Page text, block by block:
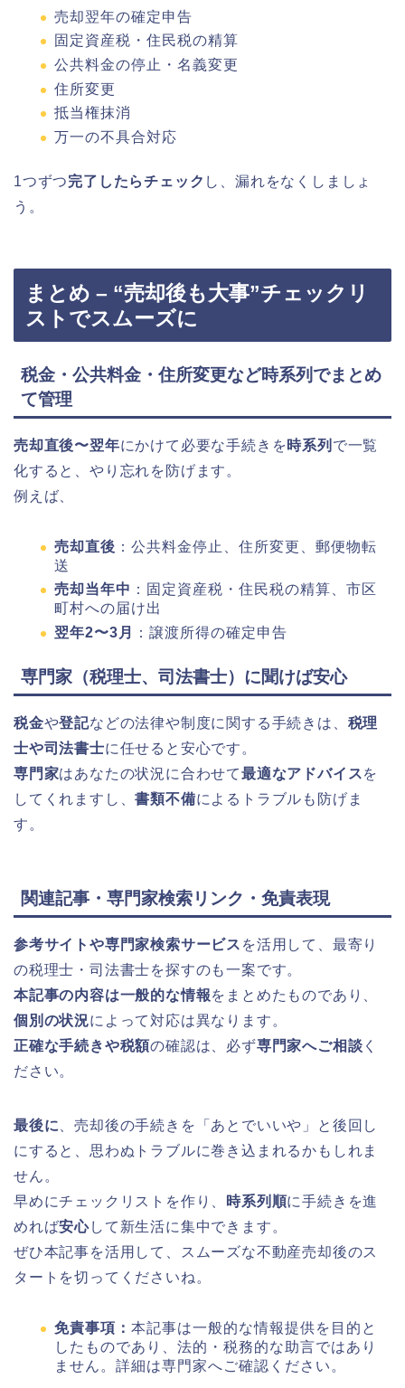
売却翌年の確定申告
固定資産税・住民税の精算
公共料金の停止・名義変更
住所変更
抵当権抹消
万一の不具合対応
1つずつ完了したらチェック し、漏れをなくしましょ
う。
まとめ – “売却後も大事”チェックリ
ストでスムーズに
税金・公共料金・住所変更など時系列でまとめ
て管理
売却直後〜翌年にかけて必要な手続きを時系列 で一覧
化すると、やり忘れを防げます。
例えば、
売却直後 ：公共料金停止、住所変更、郵便物転
送
売却当年中 ：固定資産税・住民税の精算、市区
町村への届け出
翌年2〜3月
：譲渡所得の確定申告
専門家（税理士、司法書士）に聞けば安心
税金や登記などの法律や制度に関する手続きは、 税理
士や司法書士に任せると安心です。
専門家はあなたの状況に合わせて最適なアドバイスを
してくれますし、書類不備によるトラブルも防げま
す。
関連記事・専門家検索リンク・免責表現
参考サイトや専門家検索サービス を活用して、最寄り
の税理士・司法書士を探すのも一案です。
本記事の内容は一般的な情報をまとめたものであり、
個別の状況によって対応は異なります。
正確な手続きや税額の確認は、必ず専門家へご相談 く
ださい。
最後に 、売却後の手続きを「あとでいいや」と後回し
にすると、思わぬトラブルに巻き込まれるかもしれま
せん。
早めにチェックリストを作り、
時系列順に手続きを進
めれば安心して新生活に集中できます。
ぜひ本記事を活用して、スムーズな不動産売却後のス
タートを切ってくださいね。
免責事項： 本記事は一般的な情報提供を目的と
したものであり、法的・税務的な助言ではあり
ません。詳細は専門家へご確認ください。